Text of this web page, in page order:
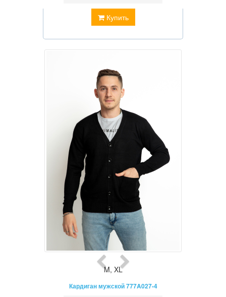
Купить
M, XL
Кардиган мужской 777A027-4